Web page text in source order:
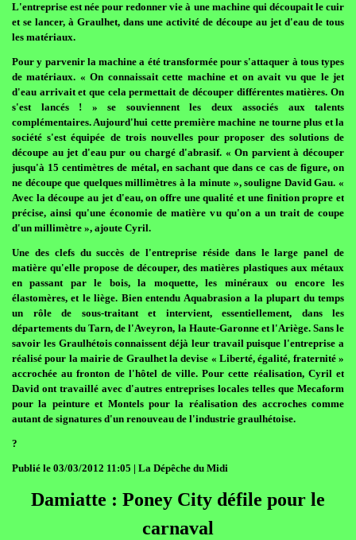
L'entreprise est née pour redonner vie à une machine qui découpait le cuir
et se lancer, à Graulhet, dans une activité de découpe au jet d'eau de tous
les matériaux.
Pour y parvenir la machine a été transformée pour s'attaquer à tous types
de matériaux. « On connaissait cette machine et on avait vu que le jet
d'eau arrivait et que cela permettait de découper différentes matières. On
s'est lancés ! » se souviennent les deux associés aux talents
complémentaires. Aujourd'hui cette première machine ne tourne plus et la
société s'est équipée de trois nouvelles pour proposer des solutions de
découpe au jet d'eau pur ou chargé d'abrasif. « On parvient à découper
jusqu'à 15 centimètres de métal, en sachant que dans ce cas de figure, on
ne découpe que quelques millimètres à la minute », souligne David Gau. «
Avec la découpe au jet d'eau, on offre une qualité et une finition propre et
précise, ainsi qu'une économie de matière vu qu'on a un trait de coupe
d'un millimètre », ajoute Cyril.
Une des clefs du succès de l'entreprise réside dans le large panel de
matière qu'elle propose de découper, des matières plastiques aux métaux
en passant par le bois, la moquette, les minéraux ou encore les
élastomères, et le liège. Bien entendu Aquabrasion a la plupart du temps
un rôle de sous-traitant et intervient, essentiellement, dans les
départements du Tarn, de l'Aveyron, la Haute-Garonne et l'Ariège. Sans le
savoir les Graulhétois connaissent déjà leur travail puisque l'entreprise a
réalisé pour la mairie de Graulhet la devise « Liberté, égalité, fraternité »
accrochée au fronton de l'hôtel de ville. Pour cette réalisation, Cyril et
David ont travaillé avec d'autres entreprises locales telles que Mecaform
pour la peinture et Montels pour la réalisation des accroches comme
autant de signatures d'un renouveau de l'industrie graulhétoise.
?
Publié le 03/03/2012 11:05 | La Dépêche du Midi
Damiatte : Poney City défile pour le
carnaval